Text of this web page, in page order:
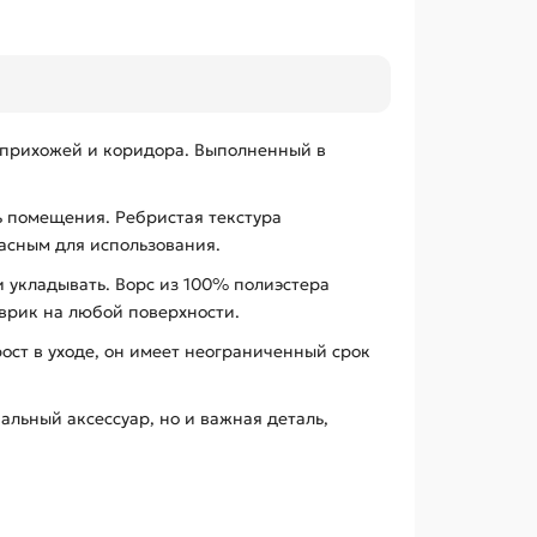
и коридора. Выполненный в
помещения. Ребристая текстура
для использования.
Ворс из 100% полиэстера
на любой поверхности.
в уходе, он имеет неограниченный срок
аксессуар, но и важная деталь,